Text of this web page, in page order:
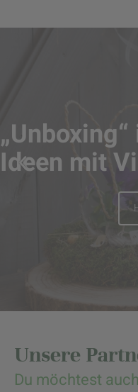
Ideen mit
Unsere
Du möchtest